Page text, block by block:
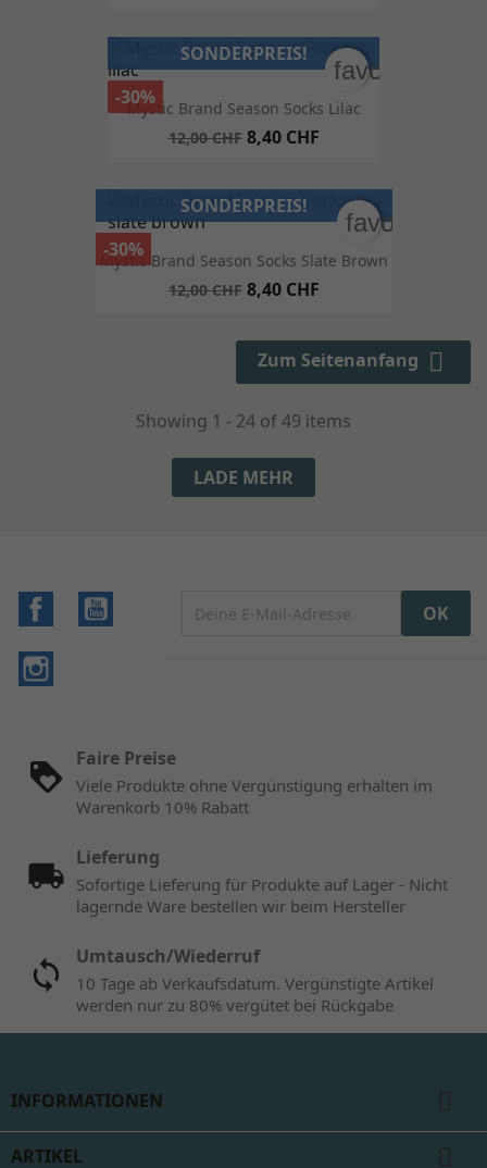
Mystic Brand Season Socks Lilac
12,00 CHF 8,40 CHF
SONDERPREIS!
-30%
Mystic Brand Season Socks Slate Brown
12,00 CHF 8,40 CHF
SONDERPREIS!
-30%
Zum Seitenanfang 
Showing 1 - 24 of 49 items
LADE MEHR
Facebook
Faire Preise
Viele Produkte ohne Vergünstigung erhalten im
Warenkorb 10% Rabatt
Lieferung
Sofortige Lieferung für Produkte auf Lager - Nicht
lagernde Ware bestellen wir beim Hersteller
Umtausch/Wiederruf
10 Tage ab Verkaufsdatum. Vergünstigte Artikel
werden nur zu 80% vergütet bei Rückgabe
INFORMATIONEN
ARTIKEL